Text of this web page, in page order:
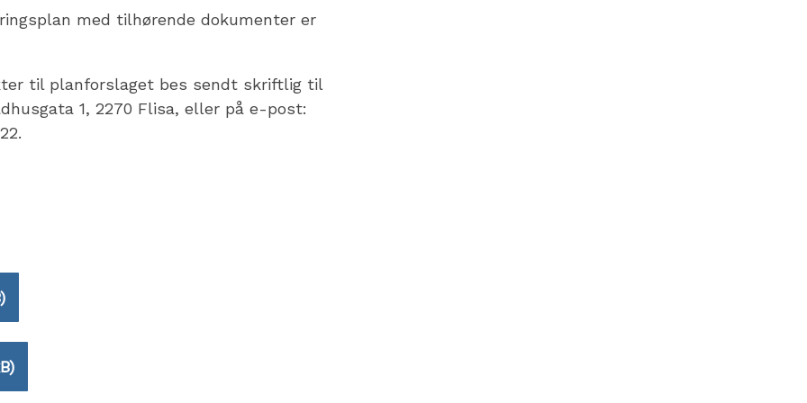
med tilhørende dokumenter er
til planforslaget bes sendt skriftlig til
1, 2270 Flisa, eller på e-post: